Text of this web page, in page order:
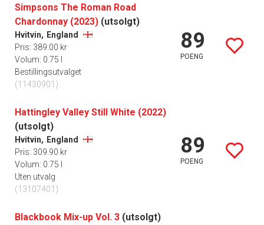
Simpsons The Roman Road
Chardonnay (2023) (utsolgt)
Hvitvin, England
Pris: 389.00 kr
Volum: 0.75 l
Bestillingsutvalget
(11430901)
89
POENG
Hattingley Valley Still White (2022)
(utsolgt)
Hvitvin, England
Pris: 309.90 kr
Volum: 0.75 l
Uten utvalg
(13107401)
89
POENG
Blackbook Mix-up Vol. 3 (utsolgt)